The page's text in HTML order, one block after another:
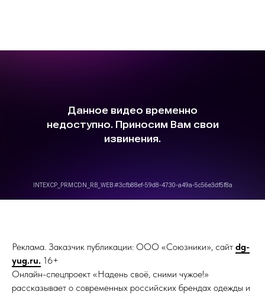
Реклама. Заказчик публикации: ООО «Союзники», сайт dg-
yug.ru. 16+
Онлайн-спецпроект «Надень своё, сними чужое!»
рассказывает о современных российских брендах одежды и